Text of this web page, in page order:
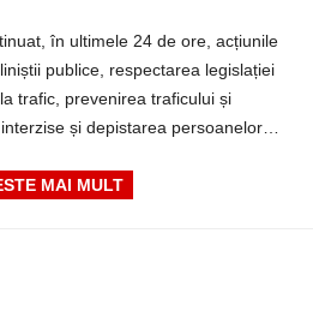
în ultimele 24 de ore, acțiunile
publice, respectarea legislației
trafic, prevenirea traficului și
și depistarea persoanelor…
MAI MULT